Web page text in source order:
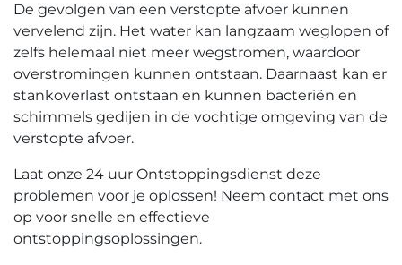
De gevolgen van een verstopte afvoer kunnen
vervelend zijn. Het water kan langzaam weglopen of
zelfs helemaal niet meer wegstromen, waardoor
overstromingen kunnen ontstaan.​ Daarnaast kan er
stankoverlast ontstaan en kunnen bacteriën en
schimmels gedijen in de vochtige omgeving van de
verstopte afvoer.
Laat onze 24 uur Ontstoppingsdienst deze
problemen voor je oplossen!​ Neem contact met ons
op voor snelle en effectieve
ontstoppingsoplossingen.​